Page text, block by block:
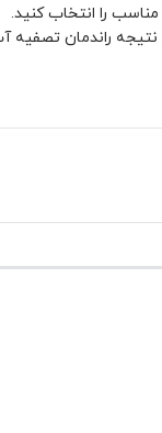
را انتخاب کنید.
راندمان